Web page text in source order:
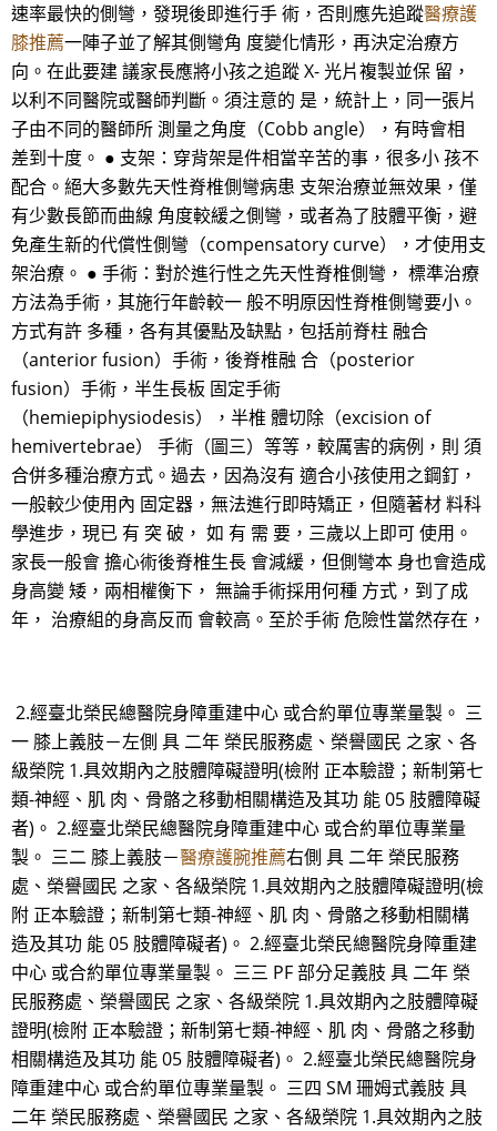
速率最快的側彎，發現後即進行手 術，否則應先追蹤醫療護
膝推薦一陣子並了解其側彎角 度變化情形，再決定治療方
向。在此要建 議家長應將小孩之追蹤 X- 光片複製並保 留，
以利不同醫院或醫師判斷。須注意的 是，統計上，同一張片
子由不同的醫師所 測量之角度（Cobb angle），有時會相
差到十度。 ● 支架：穿背架是件相當辛苦的事，很多小 孩不
配合。絕大多數先天性脊椎側彎病患 支架治療並無效果，僅
有少數長節而曲線 角度較緩之側彎，或者為了肢體平衡，避
免產生新的代償性側彎（compensatory curve），才使用支
架治療。 ● 手術：對於進行性之先天性脊椎側彎， 標準治療
方法為手術，其施行年齡較一 般不明原因性脊椎側彎要小。
方式有許 多種，各有其優點及缺點，包括前脊柱 融合
（anterior fusion）手術，後脊椎融 合（posterior
fusion）手術，半生長板 固定手術
（hemiepiphysiodesis），半椎 體切除（excision of
hemivertebrae） 手術（圖三）等等，較厲害的病例，則 須
合併多種治療方式。過去，因為沒有 適合小孩使用之鋼釘，
一般較少使用內 固定器，無法進行即時矯正，但隨著材 料科
學進步，現已 有 突 破， 如 有 需 要，三歲以上即可 使用。
家長一般會 擔心術後脊椎生長 會減緩，但側彎本 身也會造成
身高變 矮，兩相權衡下， 無論手術採用何種 方式，到了成
年， 治療組的身高反而 會較高。至於手術 危險性當然存在，
2.經臺北榮民總醫院身障重建中心 或合約單位專業量製。 三
一 膝上義肢－左側 具 二年 榮民服務處、榮譽國民 之家、各
級榮院 1.具效期內之肢體障礙證明(檢附 正本驗證；新制第七
類-神經、肌 肉、骨骼之移動相關構造及其功 能 05 肢體障礙
者)。 2.經臺北榮民總醫院身障重建中心 或合約單位專業量
製。 三二 膝上義肢－醫療護腕推薦右側 具 二年 榮民服務
處、榮譽國民 之家、各級榮院 1.具效期內之肢體障礙證明(檢
附 正本驗證；新制第七類-神經、肌 肉、骨骼之移動相關構
造及其功 能 05 肢體障礙者)。 2.經臺北榮民總醫院身障重建
中心 或合約單位專業量製。 三三 PF 部分足義肢 具 二年 榮
民服務處、榮譽國民 之家、各級榮院 1.具效期內之肢體障礙
證明(檢附 正本驗證；新制第七類-神經、肌 肉、骨骼之移動
相關構造及其功 能 05 肢體障礙者)。 2.經臺北榮民總醫院身
障重建中心 或合約單位專業量製。 三四 SM 珊姆式義肢 具
二年 榮民服務處、榮譽國民 之家、各級榮院 1.具效期內之肢